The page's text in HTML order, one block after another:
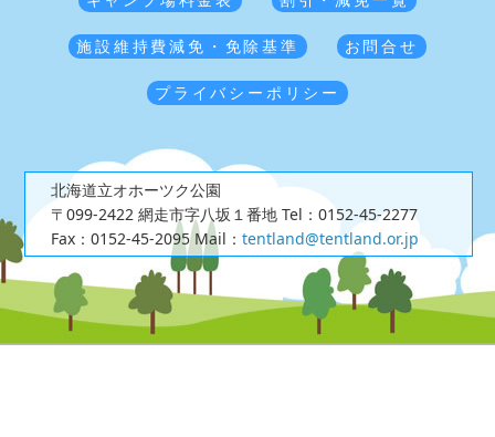
施設維持費減免・免除基準 お問合せ
プライバシーポリシー
北海道立オホーツク公園
〒099-2422 網走市字八坂１番地 Tel：0152-45-2277
Fax：0152-45-2095Mail： tentland@tentland.or.jp